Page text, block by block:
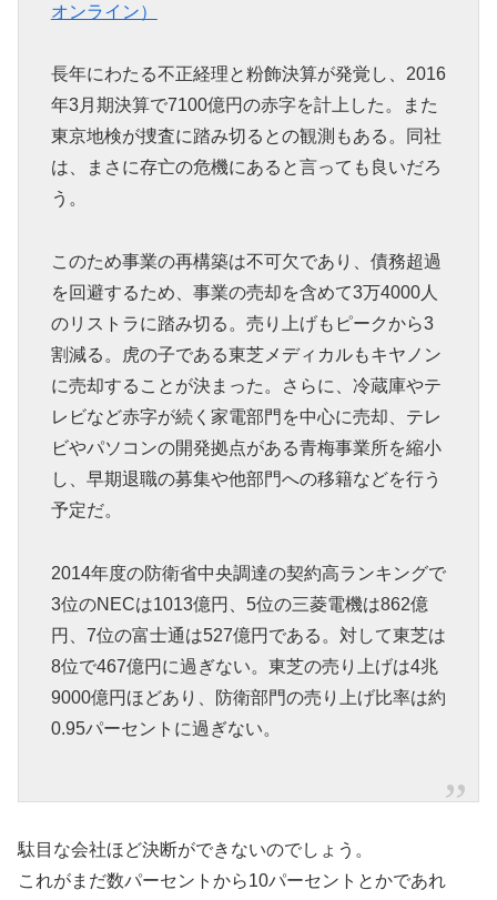
オンライン）
長年にわたる不正経理と粉飾決算が発覚し、2016
年3月期決算で7100億円の赤字を計上した。また
東京地検が捜査に踏み切るとの観測もある。同社
は、まさに存亡の危機にあると言っても良いだろ
う。
このため事業の再構築は不可欠であり、債務超過
を回避するため、事業の売却を含めて3万4000人
のリストラに踏み切る。売り上げもピークから3
割減る。虎の子である東芝メディカルもキヤノン
に売却することが決まった。さらに、冷蔵庫やテ
レビなど赤字が続く家電部門を中心に売却、テレ
ビやパソコンの開発拠点がある青梅事業所を縮小
し、早期退職の募集や他部門への移籍などを行う
予定だ。
2014年度の防衛省中央調達の契約高ランキングで
3位のNECは1013億円、5位の三菱電機は862億
円、7位の富士通は527億円である。対して東芝は
8位で467億円に過ぎない。東芝の売り上げは4兆
9000億円ほどあり、防衛部門の売り上げ比率は約
0.95パーセントに過ぎない。
駄目な会社ほど決断ができないのでしょう。
これがまだ数パーセントから10パーセントとかであれ